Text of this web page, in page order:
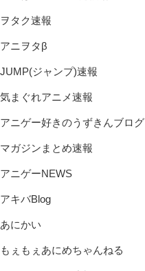
ヲタク速報
アニヲタβ
JUMP(ジャンプ)速報
気まぐれアニメ速報
アニゲー好きのうずきんブログ
マガジンまとめ速報
アニゲーNEWS
アキバBlog
あにかい
もぇもぇあにめちゃんねる